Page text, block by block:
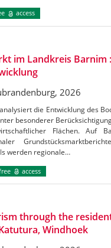
access
im Landkreis Barnim
2026
die Entwicklung des
besonderer
Flächen. Auf
werden regionale…
access
through the
Windhoek